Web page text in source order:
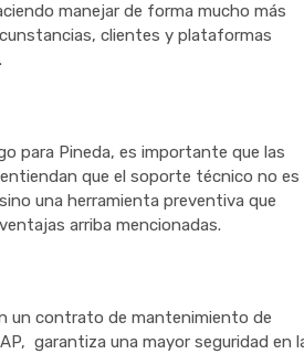
manejar de forma mucho más
clientes y plataformas
para Pineda, es importante que las
que el soporte técnico no es
una herramienta preventiva que
arriba mencionadas.
un contrato de mantenimiento de
garantiza una mayor seguridad en